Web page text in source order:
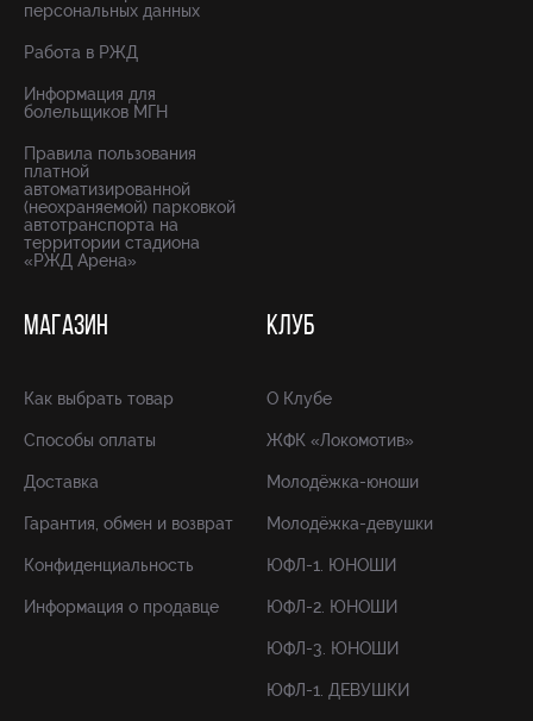
персональных данных
Работа в РЖД
Информация для
болельщиков МГН
Правила пользования
платной
автоматизированной
(неохраняемой) парковкой
автотранспорта на
территории стадиона
«РЖД Арена»
МАГАЗИН
Как выбрать товар
Способы оплаты
Доставка
Гарантия, обмен и возврат
Конфиденциальность
Информация о продавце
КЛУБ
О Клубе
ЖФК «Локомотив»
Молодёжка-юноши
Молодёжка-девушки
ЮФЛ-1. ЮНОШИ
ЮФЛ-2. ЮНОШИ
ЮФЛ-3. ЮНОШИ
ЮФЛ-1. ДЕВУШКИ